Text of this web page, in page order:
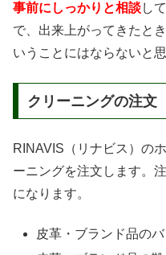
事前にしっかりと相談し
で、出来上がってきたと
いうことにはならないと思
クリーニングの注文
RINAVIS（リナビス）の
ーニングを注文します。
になります。
皮革・ブランド品の